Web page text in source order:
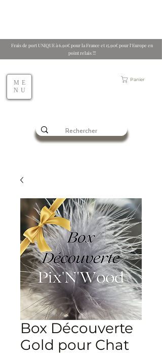
ME
NU
Panier
Frais de port UNIQUE à 6,90€ pour la France et 15,90€ pour l'Europe en
point relais !!!
Box Découverte
Gold pour Chat